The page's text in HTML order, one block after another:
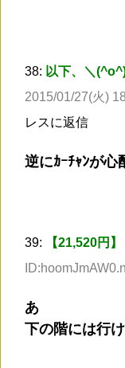
38: 以下、＼
2015/01/27(火)
レスに返信
逆にｶｰﾁｬﾝが心
39: 【21,520円】
あ
下の階には行